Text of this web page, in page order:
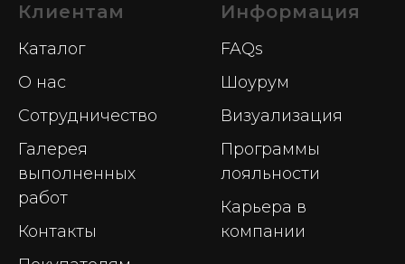
Клиентам
Каталог
О нас
Сотрудничество
Галерея
выполненных
работ
Контакты
Информация
FAQs
Шоурум
Визуализация
Программы
лояльности
Карьера в
компании